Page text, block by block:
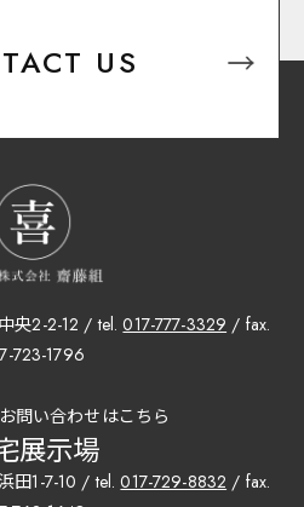
US
央2-2-12 / tel. 017-777-3329 / fax.
723-1796
問い合わせはこちら
展示場
田1-7-10 / tel. 017-729-8832 / fax.